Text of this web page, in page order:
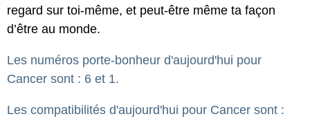
regard sur toi-même, et peut-être même ta façon
d’être au monde.
Les numéros porte-bonheur d'aujourd'hui pour
Cancer sont : 6 et 1.
Les compatibilités d'aujourd'hui pour Cancer sont :